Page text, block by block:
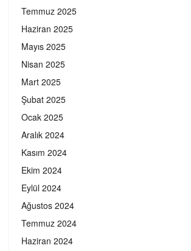
Temmuz 2025
Haziran 2025
Mayıs 2025
Nisan 2025
Mart 2025
Şubat 2025
Ocak 2025
Aralık 2024
Kasım 2024
Ekim 2024
Eylül 2024
Ağustos 2024
Temmuz 2024
Haziran 2024